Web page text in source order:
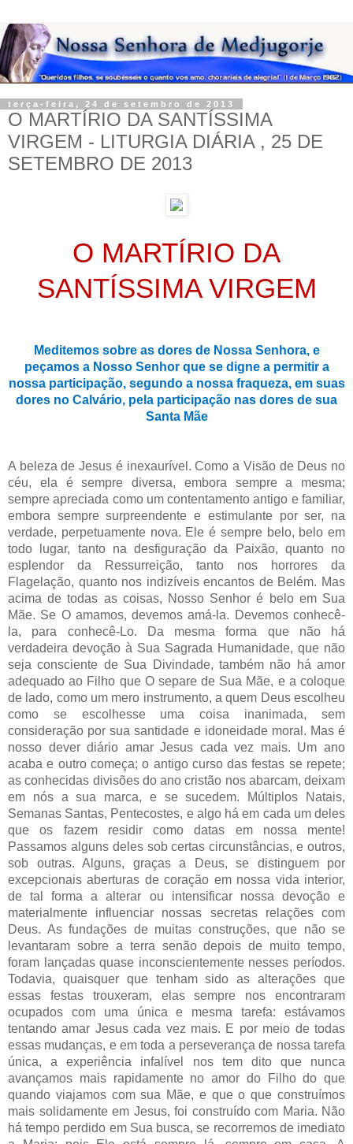
terça-feira, 24 de setembro de 2013
O MARTÍRIO DA SANTÍSSIMA
VIRGEM - LITURGIA DIÁRIA , 25 DE
SETEMBRO DE 2013
O MARTÍRIO DA
SANTÍSSIMA VIRGEM
Meditemos sobre as dores de Nossa Senhora, e
peçamos a Nosso Senhor que se digne a permitir a
nossa participação, segundo a nossa fraqueza, em suas
dores no Calvário, pela participação nas dores de sua
Santa Mãe
A beleza de Jesus é inexaurível. Como a Visão de Deus no
céu, ela é sempre diversa, embora sempre a mesma;
sempre apreciada como um contentamento antigo e familiar,
embora sempre surpreendente e estimulante por ser, na
verdade, perpetuamente nova. Ele é sempre belo, belo em
todo lugar, tanto na desfiguração da Paixão, quanto no
esplendor da Ressurreição, tanto nos horrores da
Flagelação, quanto nos indizíveis encantos de Belém. Mas
acima de todas as coisas, Nosso Senhor é belo em Sua
Mãe. Se O amamos, devemos amá-la. Devemos conhecê-
la, para conhecê-Lo. Da mesma forma que não há
verdadeira devoção à Sua Sagrada Humanidade, que não
seja consciente de Sua Divindade, também não há amor
adequado ao Filho que O separe de Sua Mãe, e a coloque
de lado, como um mero instrumento, a quem Deus escolheu
como se escolhesse uma coisa inanimada, sem
consideração por sua santidade e idoneidade moral. Mas é
nosso dever diário amar Jesus cada vez mais. Um ano
acaba e outro começa; o antigo curso das festas se repete;
as conhecidas divisões do ano cristão nos abarcam, deixam
em nós a sua marca, e se sucedem. Múltiplos Natais,
Semanas Santas, Pentecostes, e algo há em cada um deles
que os fazem residir como datas em nossa mente!
Passamos alguns deles sob certas circunstâncias, e outros,
sob outras. Alguns, graças a Deus, se distinguem por
excepcionais aberturas de coração em nossa vida interior,
de tal forma a alterar ou intensificar nossa devoção e
materialmente influenciar nossas secretas relações com
Deus. As fundações de muitas construções, que não se
levantaram sobre a terra senão depois de muito tempo,
foram lançadas quase inconscientemente nesses períodos.
Todavia, quaisquer que tenham sido as alterações que
essas festas trouxeram, elas sempre nos encontraram
ocupados com uma única e mesma tarefa: estávamos
tentando amar Jesus cada vez mais. E por meio de todas
essas mudanças, e em toda a perseverança de nossa tarefa
única, a experiência infalível nos tem dito que nunca
avançamos mais rapidamente no amor do Filho do que
quando viajamos com sua Mãe, e que o que construímos
mais solidamente em Jesus, foi construído com Maria. Não
há tempo perdido em Sua busca, se recorremos de imediato